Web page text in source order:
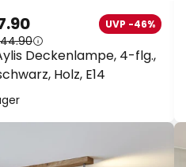
Deckenlampe, 4-flg.,
Holz, E14
UVP -46%